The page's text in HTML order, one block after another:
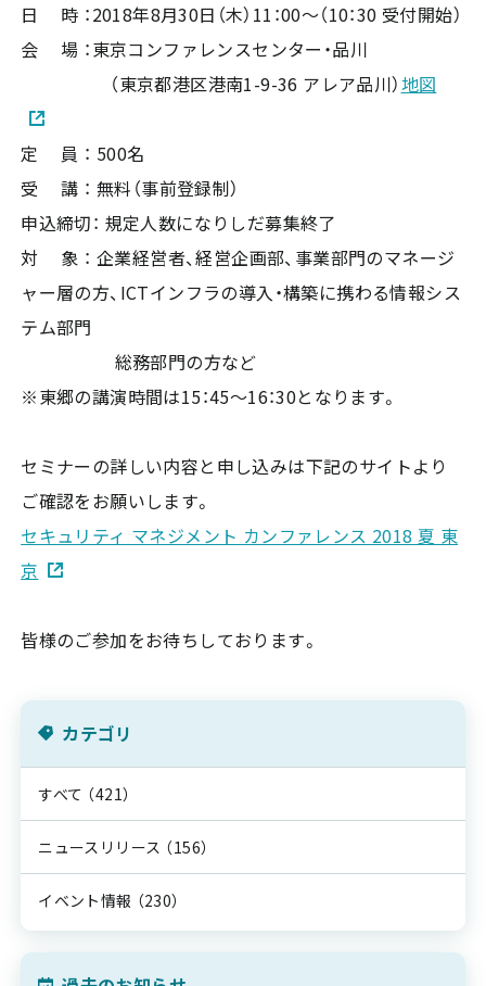
日 時 ：2018年8月30日（木）11：00～（10：30 受付開始）
会 場 ：東京コンファレンスセンター・品川
（東京都港区港南1-9-36 アレア品川）地図
定 員 ： 500名
受 講 ： 無料（事前登録制）
申込締切： 規定人数になりしだ募集終了
対 象 ： 企業経営者、経営企画部、事業部門のマネージ
ャー層の方、ICTインフラの導入・構築に携わる情報シス
テム部門
総務部門の方など
※東郷の講演時間は15：45～16：30となります。
セミナーの詳しい内容と申し込みは下記のサイトより
ご確認をお願いします。
セキュリティ マネジメント カンファレンス 2018 夏 東
京
皆様のご参加をお待ちしております。
カテゴリ
すべて （421）
ニュースリリース （156）
イベント情報 （230）